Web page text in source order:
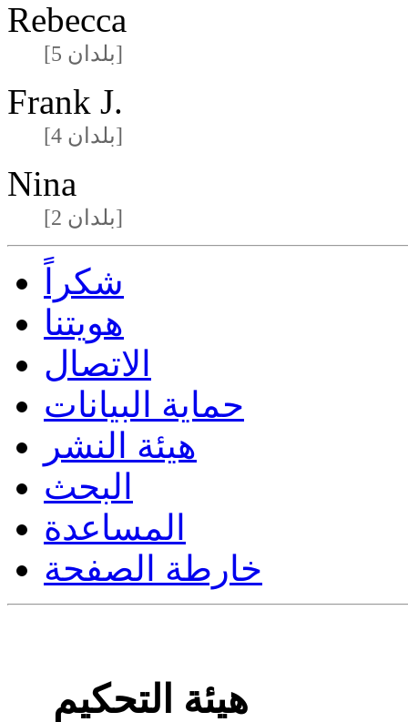
Rebecca
[5 بلدان]
Frank J.
[4 بلدان]
Nina
[2 بلدان]
شكراً
هويتنا
الاتصال
حماية البيانات
هيئة النشر
البحث
المساعدة
خارطة الصفحة
هيئة التحكيم